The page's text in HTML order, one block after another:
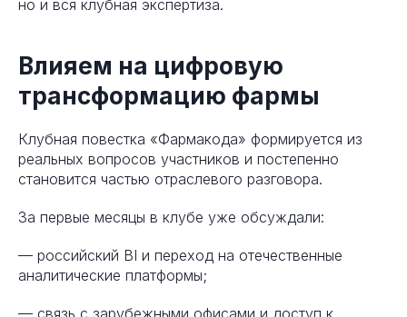
но и вся клубная экспертиза.
Влияем на цифровую
трансформацию фармы
Клубная повестка «Фармакода» формируется из
реальных вопросов участников и постепенно
становится частью отраслевого разговора.
За первые месяцы в клубе уже обсуждали:
— российский BI и переход на отечественные
аналитические платформы;
— связь с зарубежными офисами и доступ к